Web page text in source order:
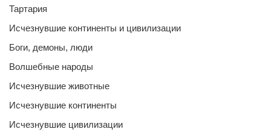
Тартария
Исчезнувшие континенты и цивилизации
Боги, демоны, люди
Волшебные народы
Исчезнувшие животные
Исчезнувшие континенты
Исчезнувшие цивилизации